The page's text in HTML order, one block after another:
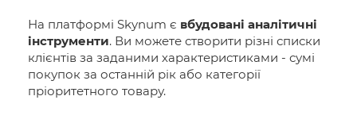
На платформі Skynum є вбудовані аналітичні
інструменти. Ви можете створити різні списки
клієнтів за заданими характеристиками - сумі
покупок за останній рік або категорії
пріоритетного товару.